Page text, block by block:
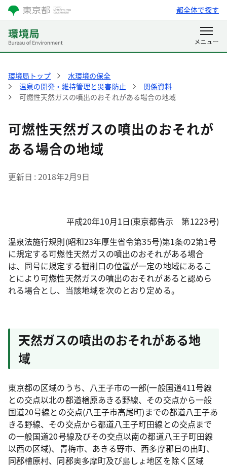
都全体で探す
環境局トップ
水環境の保全
温泉の開発・維持管理と災害防止
関係資料
可燃性天然ガスの噴出のおそれがある場合の地域
可燃性天然ガスの噴出のおそれが
ある場合の地域
更新日 2018年2月9日
平成20年10月1日(東京都告示 第1223号)
温泉法施行規則(昭和23年厚生省令第35号)第1条の2第1号
に規定する可燃性天然ガスの噴出のおそれがある場合
は、同号に規定する掘削口の位置が一定の地域にあるこ
とにより可燃性天然ガスの噴出のおそれがあると認めら
れる場合とし、当該地域を次のとおり定める。
天然ガスの噴出のおそれがある地
域
東京都の区域のうち、八王子市の一部(一般国道411号線
との交点以北の都道楢原あきる野線、その交点から一般
国道20号線との交点(八王子市高尾町)までの都道八王子あ
きる野線、その交点から都道八王子町田線との交点まで
の一般国道20号線及びその交点以南の都道八王子町田線
以西の区域)、青梅市、あきる野市、西多摩郡日の出町、
同郡檜原村、同郡奥多摩町及び島しょ地区を除く区域